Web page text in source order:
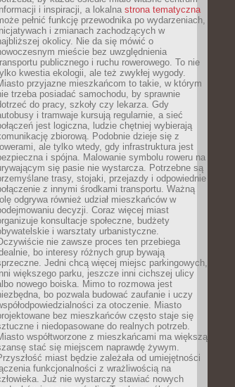
i inspiracji, a lokalna strona tematyczna
pełnić funkcję przewodnika po wydarzeniach,
i zmianach zachodzących w
okolicy. Nie da się mówić o
mieście bez uwzględnienia
publicznego i ruchu rowerowego. To nie
kwestia ekologii, ale też zwykłej wygody.
przyjazne mieszkańcom to takie, w którym
trzeba posiadać samochodu, by sprawnie
do pracy, szkoły czy lekarza. Gdy
i tramwaje kursują regularnie, a sieć
jest logiczna, ludzie chętniej wybierają
zbiorową. Podobnie dzieje się z
ale tylko wtedy, gdy infrastruktura jest
i spójna. Malowanie symbolu roweru na
się pasie nie wystarcza. Potrzebne są
trasy, stojaki, przejazdy i odpowiednie
z innymi środkami transportu. Ważną
odgrywa również udział mieszkańców w
decyzji. Coraz więcej miast
konsultacje społeczne, budżety
i warsztaty urbanistyczne.
nie zawsze proces ten przebiega
bo interesy różnych grup bywają
Jedni chcą więcej miejsc parkingowych,
większego parku, jeszcze inni cichszej ulicy
nowego boiska. Mimo to rozmowa jest
bo pozwala budować zaufanie i uczy
za otoczenie. Miasto
bez mieszkańców często staje się
i niedopasowane do realnych potrzeb.
współtworzone z mieszkańcami ma większą
stać się miejscem naprawdę żywym.
miast będzie zależała od umiejętności
funkcjonalności z wrażliwością na
Już nie wystarczy stawiać nowych